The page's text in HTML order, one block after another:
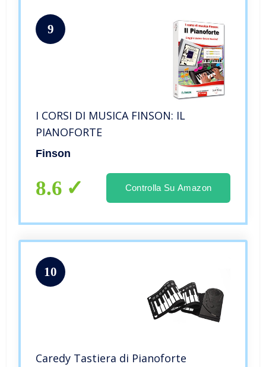
9
I CORSI DI MUSICA FINSON: IL
PIANOFORTE
Finson
8.6 Controlla Su Amazon
10
Caredy Tastiera di Pianoforte